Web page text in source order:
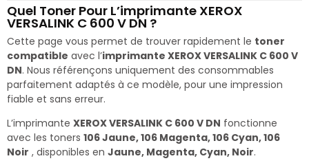
Quel Toner Pour L’imprimante XEROX
VERSALINK C 600 V DN ?
Cette page vous permet de trouver rapidement le toner
compatible avec l’imprimante XEROX VERSALINK C 600 V
DN. Nous référençons uniquement des consommables
parfaitement adaptés à ce modèle, pour une impression
fiable et sans erreur.
L’imprimante XEROX VERSALINK C 600 V DN fonctionne
avec les toners 106 Jaune, 106 Magenta, 106 Cyan, 106
Noir , disponibles en Jaune, Magenta, Cyan, Noir.